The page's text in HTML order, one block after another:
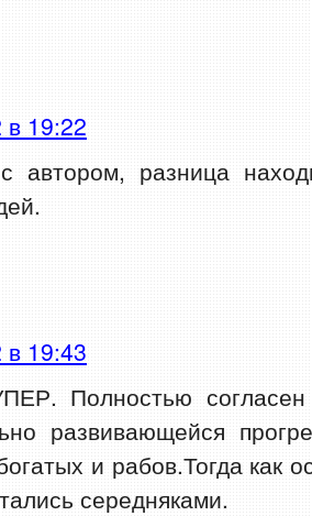
в 19:22
автором, разница
в 19:43
Полностью
развивающейся
и рабов.Тогда как
середняками.